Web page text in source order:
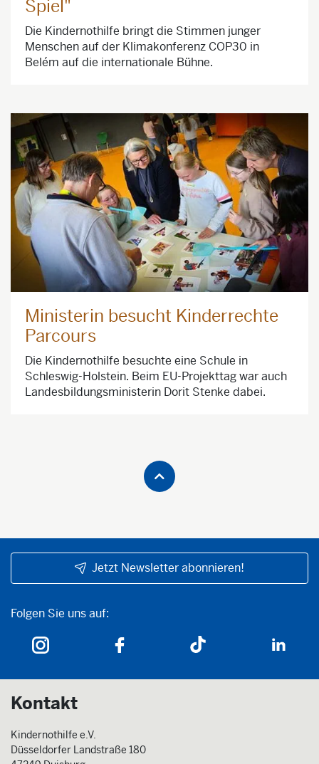
Spiel"
Die Kindernothilfe bringt die Stimmen junger
Menschen auf der Klimakonferenz COP30 in
Belém auf die internationale Bühne.
Ministerin besucht Kinderrechte
Parcours
Die Kindernothilfe besuchte eine Schule in
Schleswig-Holstein. Beim EU-Projekttag war auch
Landesbildungsministerin Dorit Stenke dabei.
Jetzt Newsletter abonnieren!
Folgen Sie uns auf:
Folgen Sie uns auf:
Kontakt
Kindernothilfe e.V.
Düsseldorfer Landstraße 180